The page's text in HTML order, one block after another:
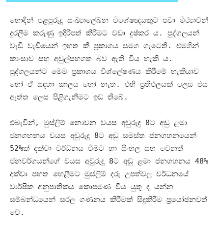
හොඳින් පළපුරුදු සංඛ්‍යාලේඛන විශේෂඥයකුට පවා මිථ්‍යාවන්
දුරලීම කරුණු ඉදිරිපත් කිරීමට වඩා දුෂ්කර ය. පුද්ගලයන්
වැඩි වැඩියෙන් ඉහත කී ප්‍රකාශය සමග ගැටෙති . එමගින්
කාංසාව සහ අවුල්සහගත බව ඇති විය හැකි ය.
පුද්ගලයන්ට මෙම ප්‍රකාශය විශ්ලේෂණය කිරීමේ හැකියාව
හෝ ඒ සඳහා කාලය හෝ නැත . එහි ප්‍රතිඵලයක් ලෙස එය
ඇත්ත ලෙස පිළිගැනීමට ඉඩ තිබේ .
එබැවින්, මුස්ලිම් නොවන වයස අවුරුදු 8ට අඩු ළමා
ජනගහනය වයස අවුරුදු 8ට අඩු සමස්ත ජනගහනයෙන්
52%ක් දක්වා වර්ධනය වීමට හා සිංහල සහ වෙනත්
ජනවර්ගයන්ගේ වයස අවුරුදු 8ට අඩු ළමා ජනගහනය 48%
දක්වා පහත හෙළීමට මුස්ලිම් දරු උපත්වල වර්ධනයේ
වාර්ෂික අනුපාතිකය කොපමණ විය යුතු ද යන්න
සම්බන්ධයෙන් සරල ගණනය කිරීමක් සිදුකිරීම ප්‍රයෝජනවත්
වේ.